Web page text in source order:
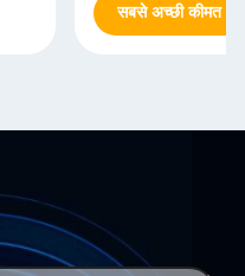
सबसे अच्छी कीमत पाएं